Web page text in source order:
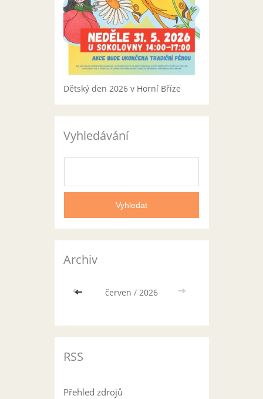
Dětský den 2026 v Horní Bříze
Vyhledávání
Archiv
<< červen / 2026 >>
RSS
Přehled zdrojů